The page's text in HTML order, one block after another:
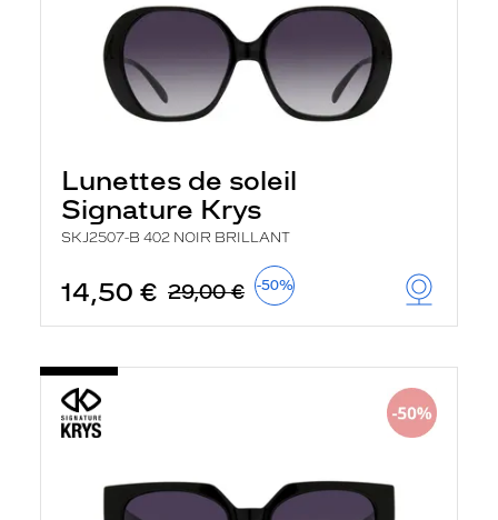
Lunettes de soleil
Signature Krys
SKJ2507-B 402 NOIR BRILLANT
14,50 € 29,00 € -50%